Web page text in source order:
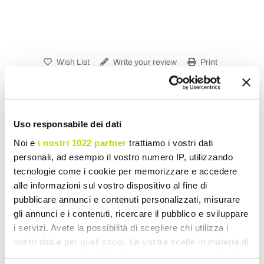
Uso responsabile dei dati
Noi e i nostri 1022 partner trattiamo i vostri dati
personali, ad esempio il vostro numero IP, utilizzando
tecnologie come i cookie per memorizzare e accedere
alle informazioni sul vostro dispositivo al fine di
pubblicare annunci e contenuti personalizzati, misurare
gli annunci e i contenuti, ricercare il pubblico e sviluppare
i servizi. Avete la possibilità di scegliere chi utilizza i
vostri dati e per quali scopi. Le vostre scelte in materia di
Wish List Write your review Print
Share
Glass Tables